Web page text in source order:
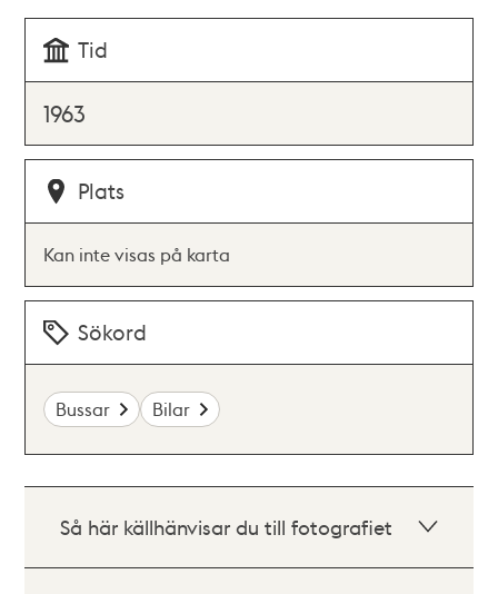
Tid
1963
Plats
Kan inte visas på karta
Sökord
Bussar Bilar
Så här källhänvisar du till fotografiet